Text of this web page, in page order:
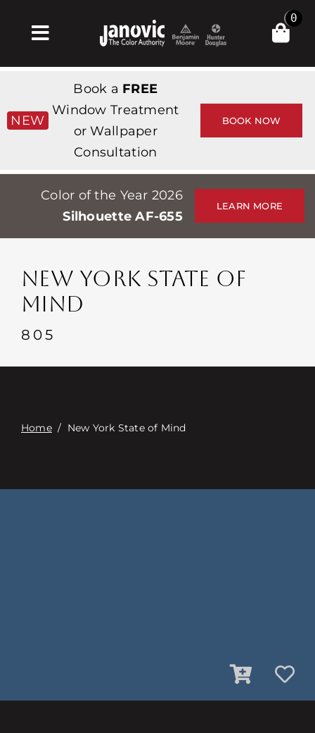
Toggle
Navigation
Products & Services
Κατάστημα
Professionals
Stores
Εκδηλώσεις
Επαφή
0
NEW
Book a FREE
Window Treatment
or Wallpaper
Consultation
BOOK NOW
Color of the Year 2026
Silhouette AF-655
LEARN MORE
NEW YORK STATE OF
MIND
805
Home/ New York State of Mind